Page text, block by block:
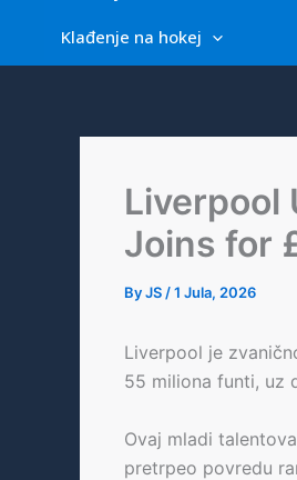
Klađenje na hokej
Liverpool
Joins for
ByJS /1 Jula, 2026
Liverpool je
55 miliona funti, uz
Ovaj mladi
pretrpeo povredu